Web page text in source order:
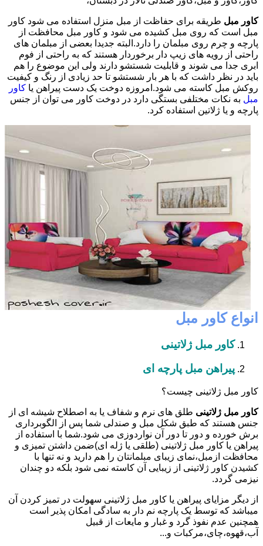
کاور مبل طریقه برای حفاظت از مبل منزل استفاده می شود کاور
مبل است که روی مبل کشیده می شود و کاور مبل محافظت از
پارچه و چرم روی مبلمان را دارد.البته جدیدا بعضی از مبلمان های
راحتی از رویه های زیپ دار برخوردار هستند که به راحتی از فوم
ابری جدا می شوند و قابلیت شستشو دارند ولی این موضوع را هم
باید در نظر داشت که با هر بار شستشو تا حد زیادی از رنگ و کیفیت
روکش مبل کاسته می شود.امروزه دوخت یک دست پیراهن یا کاور
مبل به نکات مختلفی بستگی دارد در دوخت کاور می توان از جنس
پارچه و یا ژلاتین استفاده کرد.
انواع کاور مبل
کاور مبل ژلاتینی
پیراهن مبل پارچه ای
کاور مبل ژلاتینی چیست؟
کاور مبل ژلاتینی طلق های نرم و شفاف یا به اصطلاح شیشه ای از
جنس هستند که طبق شکل مبل و صندلی شما پس از الگوبرداری
برش خورده و دور تا دور آن نواردوزی می شود.شما با استفاده از
پیراهن یا کاور مبل ژلاتینی (طلقی یا ژله ای)ضمن داشتن تمیزی و
محافظت ازمبل،نمای زیبای مبلمانتان را هم دارید و نه تنها با
کشیدن کاور ژلاتینی از زیبایی آن کاسته نمی شود بلکه دو چندان
نیزمی گردد.
از دیگر مزایای پیراهن یا کاور مبل ژلاتینی سهولت در تمیز کردن آن
میباشد که توسط یک پارچه نم دار به سادگی امکان پذیر است
همچنین عدم نفوذ گرد و غبار و مایعات از قبیل
آب،قهوه،چای،مرکبات و...